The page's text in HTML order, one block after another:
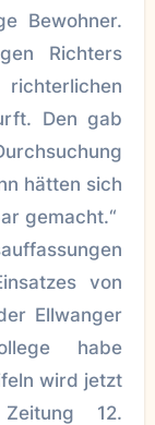
Bewohner.
Richters
Den gab
hätten sich
gemacht.“
von
Ellwanger
habe
wird jetzt
Zeitung 12.